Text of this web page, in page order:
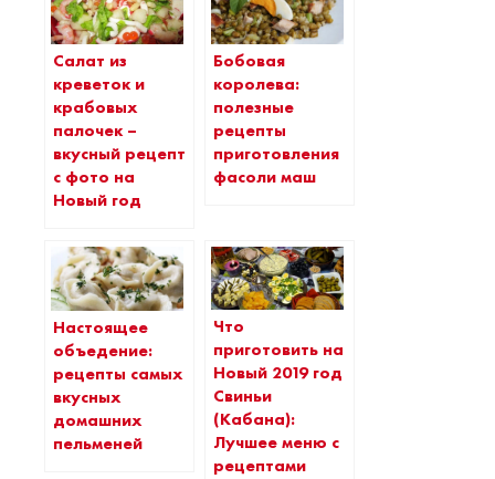
Салат из
креветок и
крабовых
палочек –
вкусный рецепт
с фото на
Новый год
Бобовая
королева:
полезные
рецепты
приготовления
фасоли маш
Настоящее
объедение:
рецепты самых
вкусных
домашних
пельменей
Что
приготовить на
Новый 2019 год
Свиньи
(Кабана):
Лучшее меню с
рецептами